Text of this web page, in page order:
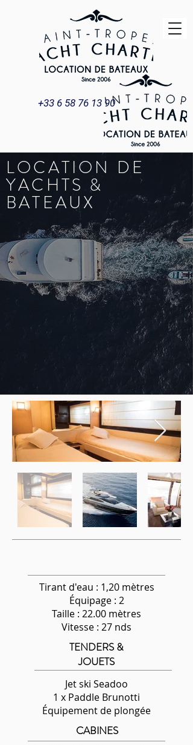
+33 6 58 76 13 90
LOCATION DE
YACHTS &
BATEAUX
Tirant d'eau : 1,20 mètres
Équipage: 2
Taille : 22.00 mètres
Vitesse : 27 nds
TENDERS &
JOUETS
Jet ski Seadoo
1 x Paddle Brunotti
Équipement de plongée
CABINES